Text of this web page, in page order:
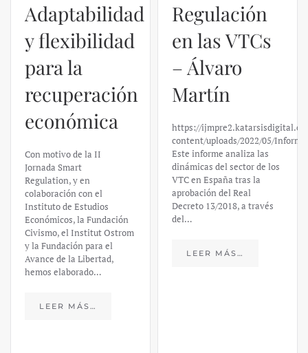
Adaptabilidad
y flexibilidad
para la
recuperación
económica
Con motivo de la II
Jornada Smart
Regulation, y en
colaboración con el
Instituto de Estudios
Económicos, la Fundación
Civismo, el Institut Ostrom
y la Fundación para el
Avance de la Libertad,
hemos elaborado…
LEER MÁS…
Regulación
en las VTCs
– Álvaro
Martín
https://
content/uploads/2022/05/
Este informe analiza las
dinámicas del sector de los
VTC en España tras la
aprobación del Real
Decreto 13/2018, a través
del…
LEER MÁS…